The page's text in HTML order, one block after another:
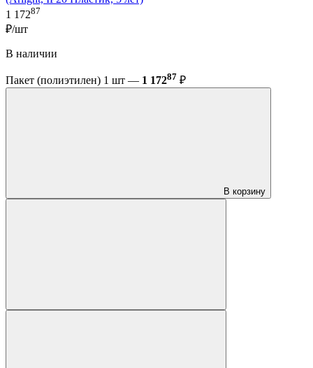
1 17287
₽/шт
В наличии
Пакет (полиэтилен) 1 шт — 1 17287 ₽
В корзину